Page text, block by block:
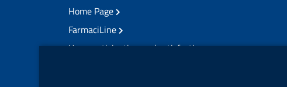
Home Page
FarmaciLine
User participation and satisfaction